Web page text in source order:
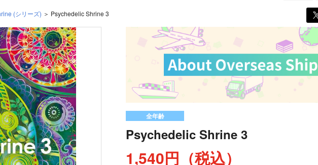
(シリーズ) Psychedelic Shrine 3
全年齢
Psychedelic Shrine 3
1,540円（税込）